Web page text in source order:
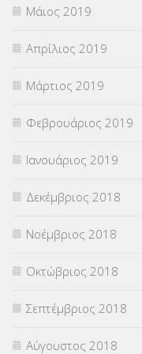
Μάιος 2019
Απρίλιος 2019
Μάρτιος 2019
Φεβρουάριος 2019
Ιανουάριος 2019
Δεκέμβριος 2018
Νοέμβριος 2018
Οκτώβριος 2018
Σεπτέμβριος 2018
Αύγουστος 2018